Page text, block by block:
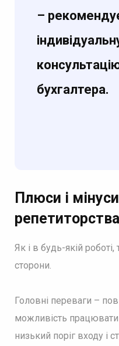
–
бухгалтера.
Плюси і
репетиторства
Як і в будь-якій роботі,
сторони.
Головні переваги –
можливість працювати
низький поріг входу і